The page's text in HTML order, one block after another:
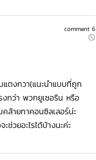
comment 6
แตงกวา(แนะนำแบบที่ถูก
กว่า พวกยูเซอรีน หรือ
ล้ายทาคอนซิลเลอร์น่ะ
วยอะไรได้บ้างนะค่ะ